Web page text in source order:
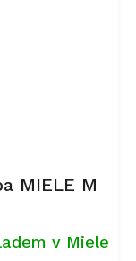
MIELE M
v Miele